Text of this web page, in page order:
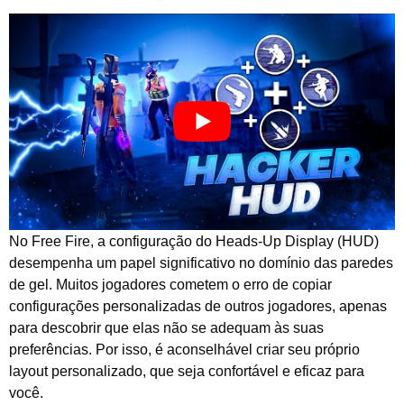
No Free Fire, a configuração do Heads-Up Display (HUD)
desempenha um papel significativo no domínio das paredes
de gel. Muitos jogadores cometem o erro de copiar
configurações personalizadas de outros jogadores, apenas
para descobrir que elas não se adequam às suas
preferências. Por isso, é aconselhável criar seu próprio
layout personalizado, que seja confortável e eficaz para
você.